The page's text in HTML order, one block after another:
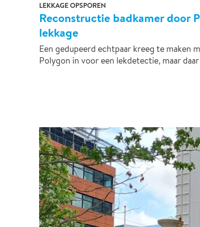
LEKKAGE OPSPOREN
Reconstructie badkamer door
lekkage
Een gedupeerd echtpaar kreeg te maken
Polygon in voor een lekdetectie, maar